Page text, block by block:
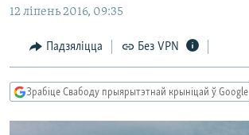
навігацыі
Перайсьці
пошуку
ЭКАНОМІКА
ВАЙНА
ПАЛІТВЯЗЬНІ
ПАДКАСТЫ
КНІГІ
PREMIUM
ПАДКАСТЫ
FACEBOOK
12 ліпень 2016, 09:35
Падзяліцца Без VPN
Зрабіце Свабоду прыярытэтнай крыніцай ў Google